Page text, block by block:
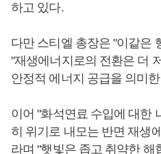
하고 있다.
다만 스티엘 총장은 "이같은
"재생에너지로의 전환은 더
안정적 에너지 공급을 의미
이어 "화석연료 수입에 대한
히 위기로 내모는 반면 재생
라며 "햇빛은 좁고 취약한 해